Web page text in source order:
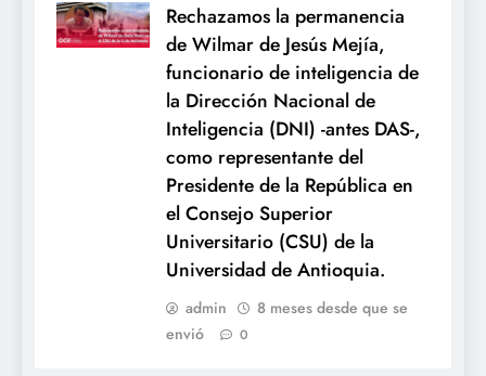
Rechazamos la permanencia
de Wilmar de Jesús Mejía,
funcionario de inteligencia de
la Dirección Nacional de
Inteligencia (DNI) -antes DAS-,
como representante del
Presidente de la República en
el Consejo Superior
Universitario (CSU) de la
Universidad de Antioquia.
admin
8 meses desde que se
envió
0